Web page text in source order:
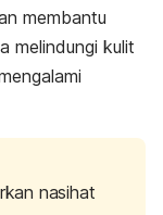
membantu
melindungi kulit
nasihat